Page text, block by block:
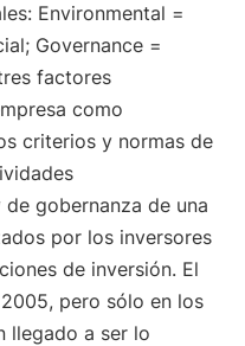
Environmental =
Governance =
factores
como
criterios y normas de
gobernanza de una
por los inversores
de inversión. El
pero sólo en los
llegado a ser lo